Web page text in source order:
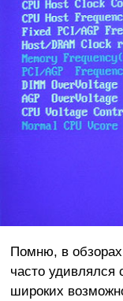
Помню, в
часто удивлялся
широких